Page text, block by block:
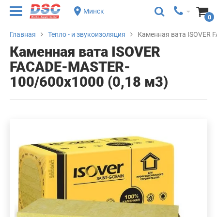
Минск
0
Главная Тепло - и звукоизоляция Каменная вата ISOVER
Каменная вата ISOVER
FACADE-MASTER-
100/600х1000 (0,18 м3)